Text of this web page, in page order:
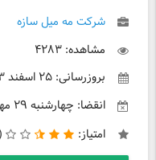
شرکت مه میل سازه
مشاهده: ۴۲۸۳
بروزرسانی: ۲۵ اسفند ۱۴۰۳
انقضا: چهارشنبه ۲۹ مهر ۱۴۰۵
امتیاز: